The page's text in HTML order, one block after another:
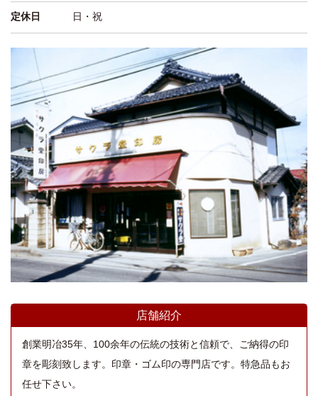
定休日 日・祝
店舗紹介
創業明冶35年、100余年の伝統の技術と信頼で、ご納得の印
章を彫刻致します。印章・ゴム印の専門店です。特急品もお
任せ下さい。